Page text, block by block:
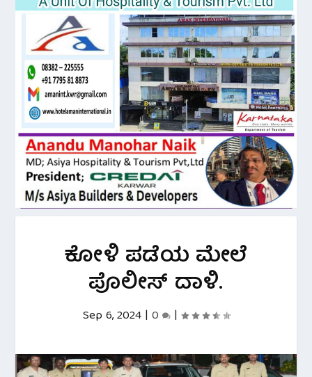
ಕೋಳಿ ಪಡೆಯ ಮೇಲೆ
ಪೊಲೀಸ್ ದಾಳಿ.
Sep 6, 2024| 0 |